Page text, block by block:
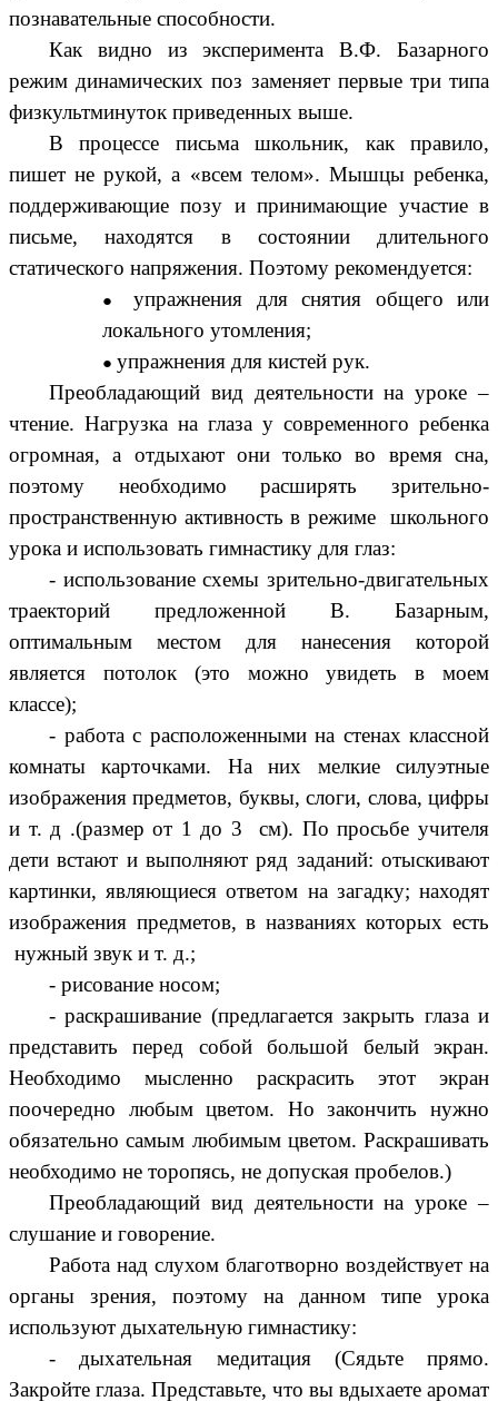
познавательные способности.
Как видно из эксперимента В.Ф. Базарного
режим динамических поз заменяет первые три типа
физкультминуток приведенных выше.
В процессе письма школьник, как правило,
пишет не рукой, а «всем телом». Мышцы ребенка,
поддерживающие позу и принимающие участие в
письме, находятся в состоянии длительного
статического напряжения. Поэтому рекомендуется:
упражнения для снятия общего или
локального утомления;
упражнения для кистей рук.
Преобладающий вид деятельности на уроке –
чтение. Нагрузка на глаза у современного ребенка
огромная, а отдыхают они только во время сна,
поэтому необходимо расширять зрительно-
пространственную активность в режиме школьного
урока и использовать гимнастику для глаз:
- использование схемы зрительно-двигательных
траекторий предложенной В. Базарным,
оптимальным местом для нанесения которой
является потолок (это можно увидеть в моем
классе);
- работа с расположенными на стенах классной
комнаты карточками. На них мелкие силуэтные
изображения предметов, буквы, слоги, слова, цифры
и т. д .(размер от 1 до 3 см). По просьбе учителя
дети встают и выполняют ряд заданий: отыскивают
картинки, являющиеся ответом на загадку; находят
изображения предметов, в названиях которых есть
нужный звук и т. д.;
- рисование носом;
- раскрашивание (предлагается закрыть глаза и
представить перед собой большой белый экран.
Необходимо мысленно раскрасить этот экран
поочередно любым цветом. Но закончить нужно
обязательно самым любимым цветом. Раскрашивать
необходимо не торопясь, не допуская пробелов.)
Преобладающий вид деятельности на уроке –
слушание и говорение.
Работа над слухом благотворно воздействует на
органы зрения, поэтому на данном типе урока
используют дыхательную гимнастику:
- дыхательная медитация (Сядьте прямо.
Закройте глаза. Представьте, что вы вдыхаете аромат